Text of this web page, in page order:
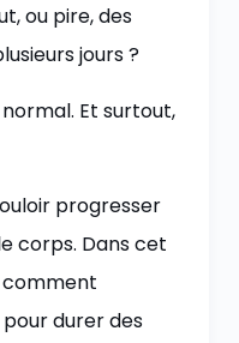
ou pire, des
jours ?
Et surtout,
progresser
corps. Dans cet
durer des